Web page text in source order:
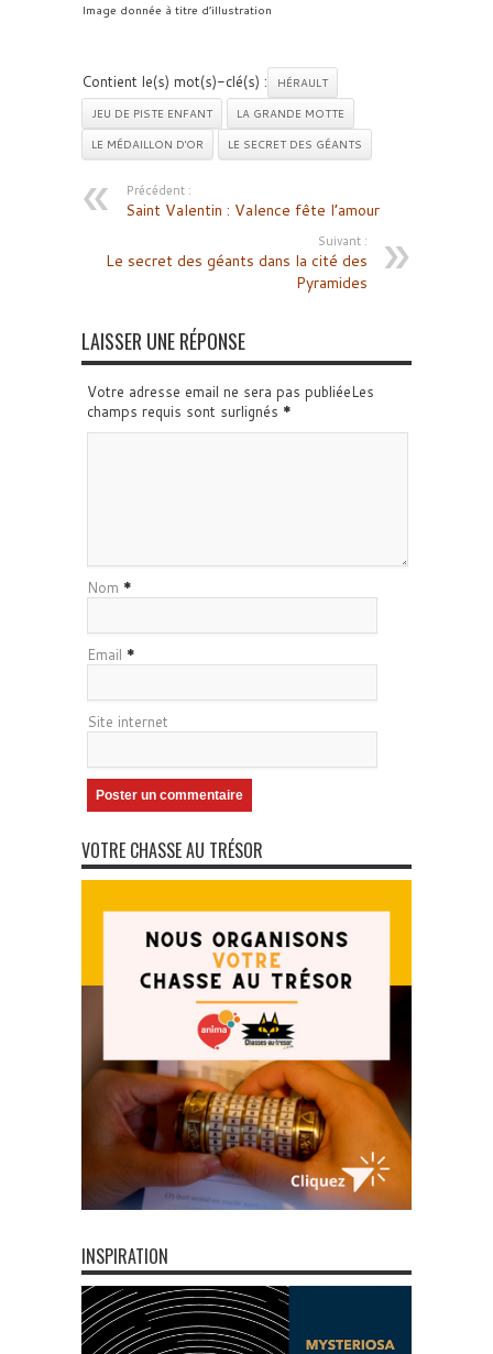
Image donnée à titre d’illustration
Contient le(s) mot(s)-clé(s) :
HÉRAULT
JEU DE PISTE ENFANT
LA GRANDE MOTTE
LE MÉDAILLON D'OR
LE SECRET DES GÉANTS
Précédent :
Saint Valentin : Valence fête l’amour
Suivant :
Le secret des géants dans la cité des
Pyramides
LAISSER UNE RÉPONSE
Votre adresse email ne sera pas publiéeLes
champs requis sont surlignés *
Nom *
Email *
Site internet
VOTRE CHASSE AU TRÉSOR
INSPIRATION